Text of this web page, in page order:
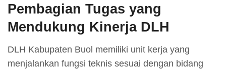
Pembagian Tugas yang
Mendukung Kinerja DLH
DLH Kabupaten Buol memiliki unit kerja yang
menjalankan fungsi teknis sesuai dengan bidang